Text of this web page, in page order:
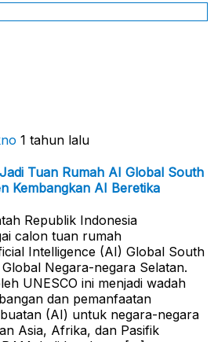
1 tahun lalu
Tuan Rumah AI Global South
Kembangkan AI Beretika
Republik Indonesia
calon tuan rumah
Intelligence (AI) Global South
Negara-negara Selatan.
UNESCO ini menjadi wadah
dan pemanfaatan
(AI) untuk negara-negara
Asia, Afrika, dan Pasifik